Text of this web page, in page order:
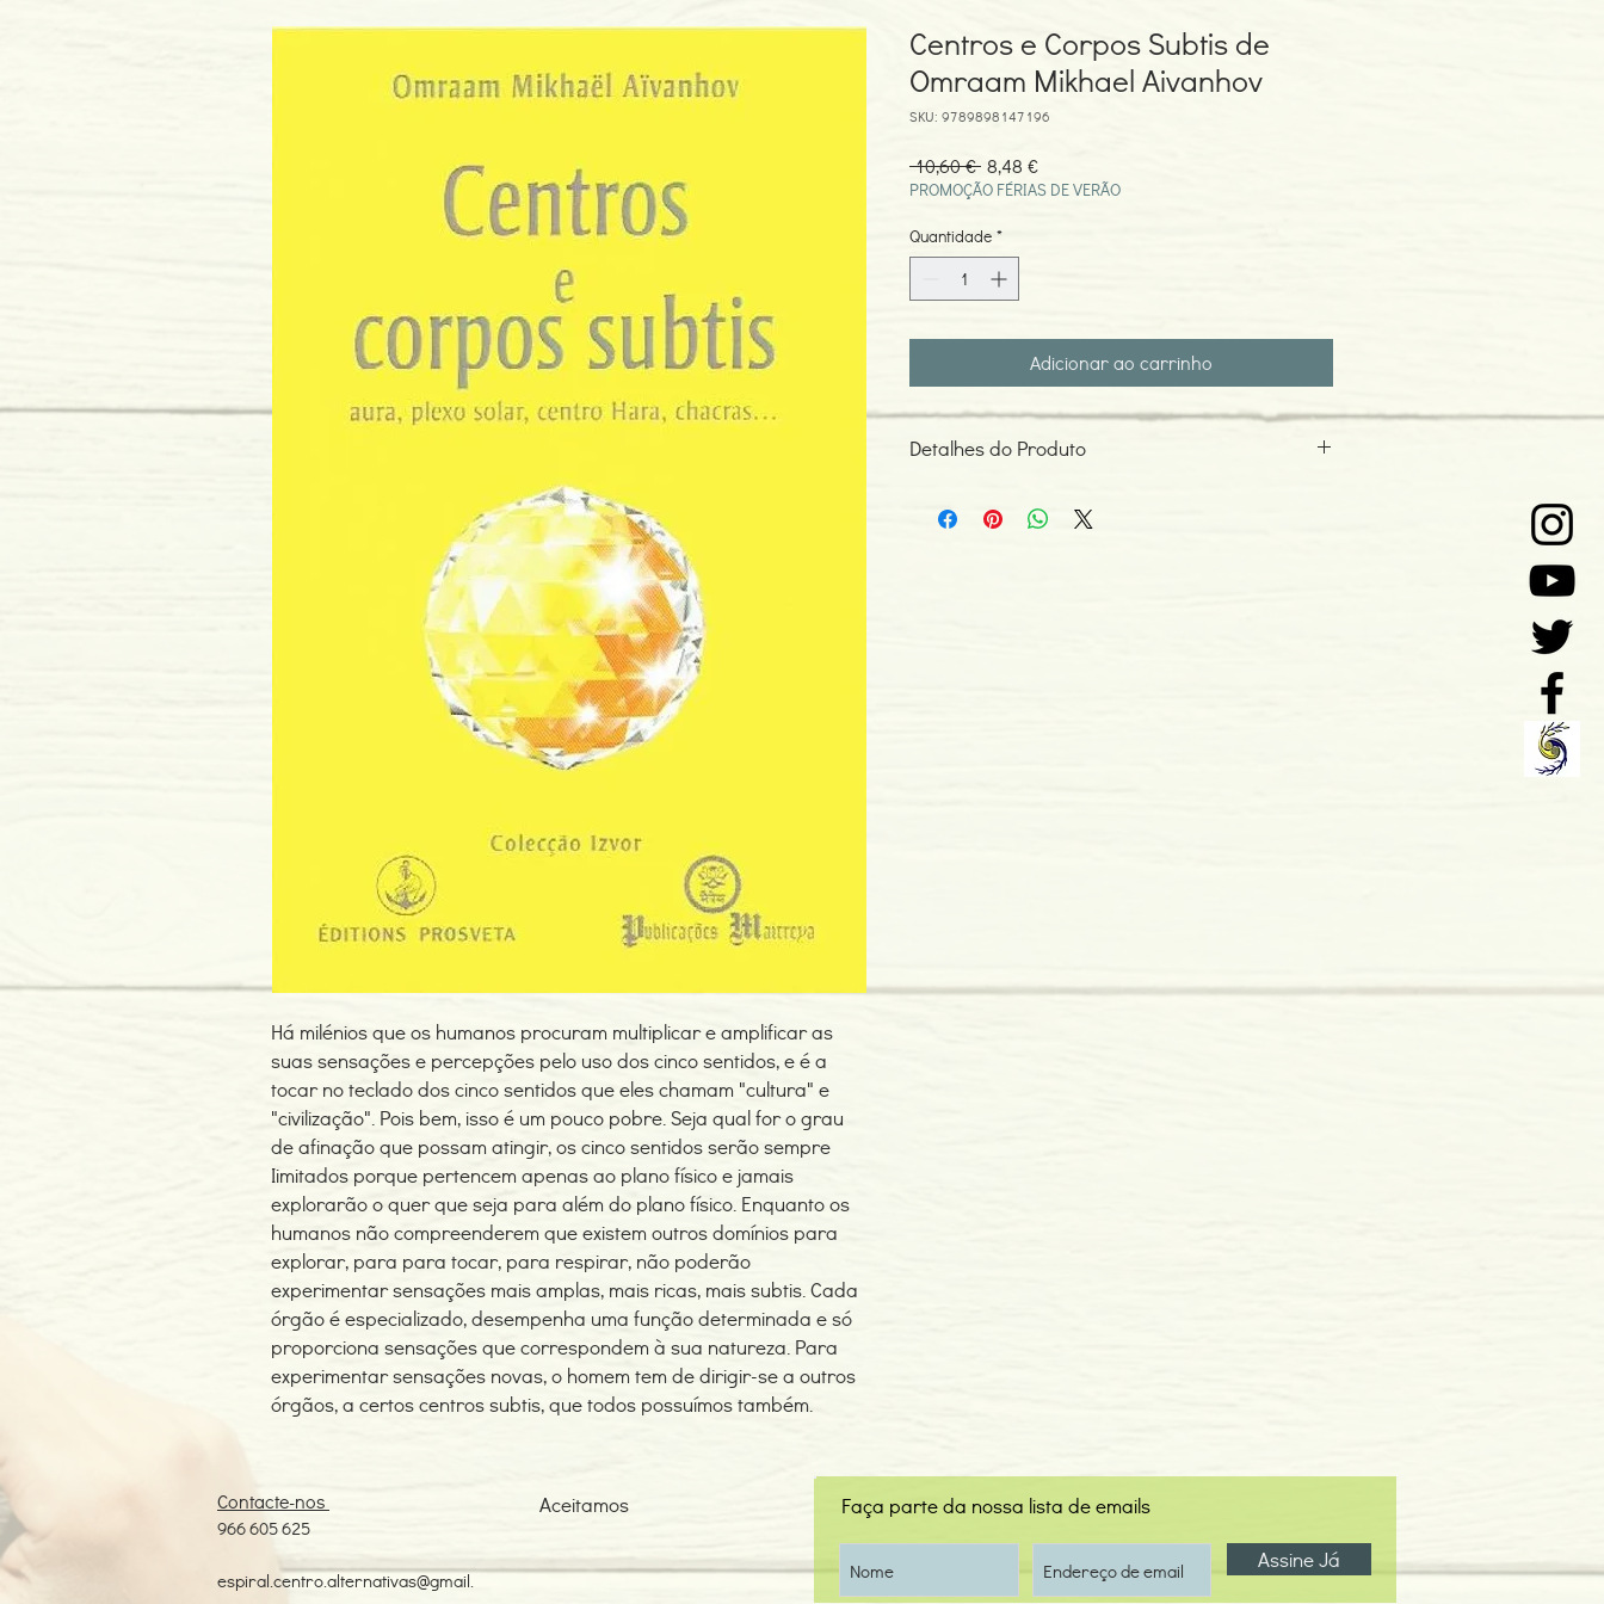
Há milénios que os humanos procuram multiplicar e amplificar as
suas sensações e percepções pelo uso dos cinco sentidos, e é a
tocar no teclado dos cinco sentidos que eles chamam "cultura" e
"civilização". Pois bem, isso é um pouco pobre. Seja qual for o grau
de afinação que possam atingir, os cinco sentidos serão sempre
Iimitados porque pertencem apenas ao plano físico e jamais
explorarão o quer que seja para além do plano físico. Enquanto os
humanos não compreenderem que existem outros domínios para
explorar, para para tocar, para respirar, não poderão
experimentar sensações mais amplas, mais ricas, mais subtis. Cada
órgão é especializado, desempenha uma função determinada e só
proporciona sensações que correspondem à sua natureza. Para
experimentar sensações novas, o homem tem de dirigir-se a outros
órgãos, a certos centros subtis, que todos possuímos também.
Centros e Corpos Subtis de
Omraam Mikhael Aivanhov
SKU: 9789898147196
10,60 € Preço
normal
8,48 €Preço
promocional
PROMOÇÃO FÉRIAS DE VERÃO
Quantidade *
Adicionar ao carrinho
Detalhes do Produto
ISBN: 9789898147196
Contacte-nos
966 605 625
espiral.centro.alternativas@gmail.
Aceitamos
Faça parte da nossa lista de emails
Assine Já